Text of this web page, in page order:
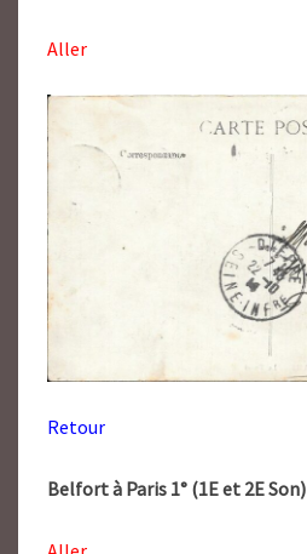
Aller
Retour
Belfort à Paris 1° (1E et 2E Son)